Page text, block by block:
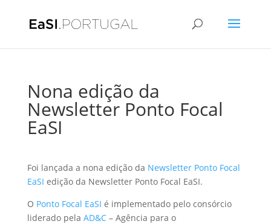
Nona edição da
Newsletter Ponto Focal
EaSI
Foi lançada a nona edição da Newsletter Ponto Focal
EaSI edição da Newsletter Ponto Focal EaSI.
O Ponto Focal EaSI é implementado pelo consórcio
liderado pela AD&C– Agência para o